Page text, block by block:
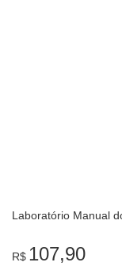
Laboratório Manual
R$ 107,90